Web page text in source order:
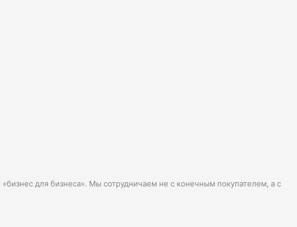
для бизнеса». Мы сотрудничаем не с конечным покупателем, а с